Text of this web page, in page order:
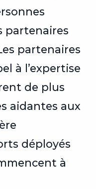
partenaires
partenaires
à l’expertise
de plus
aidantes aux
déployés
à